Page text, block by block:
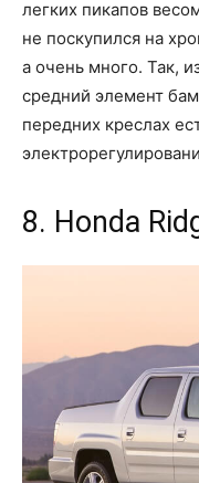
легких пикапов
не поскупился на
а очень много. Так,
средний элемент
передних креслах
8. Honda